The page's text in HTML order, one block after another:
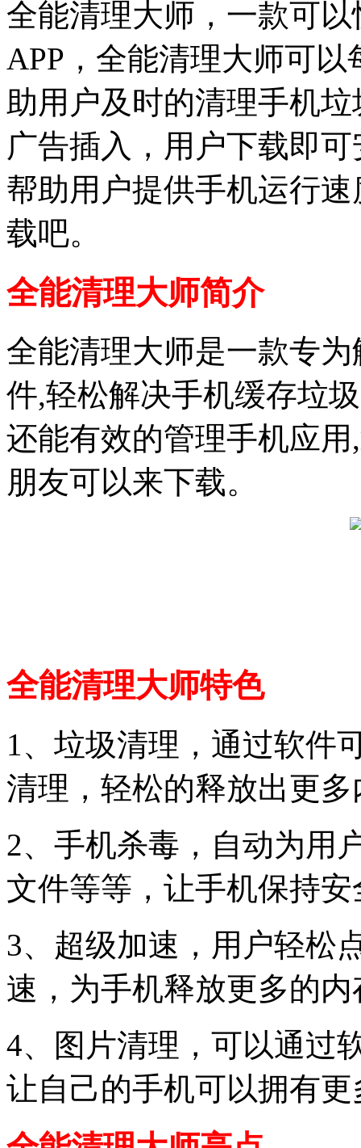
全能清理大师，一款可
APP，全能清理大师可
助用户及时的清理手机
广告插入，用户下载即
帮助用户提供手机运行
载吧。
全能清理大师简介
全能清理大师是一款专
件,轻松解决手机缓存垃
还能有效的管理手机应
朋友可以来下载。
全能清理大师特色
1、垃圾清理，通过软件
清理，轻松的释放出更多
2、手机杀毒，自动为用
文件等等，让手机保持
3、超级加速，用户轻松
速，为手机释放更多的内
4、图片清理，可以通过
让自己的手机可以拥有